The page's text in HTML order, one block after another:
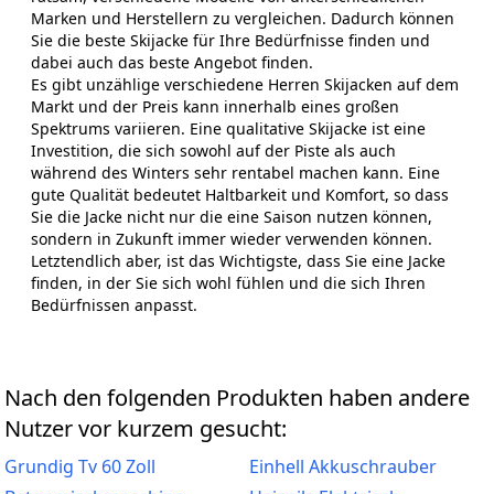
Marken und Herstellern zu vergleichen. Dadurch können
Sie die beste Skijacke für Ihre Bedürfnisse finden und
dabei auch das beste Angebot finden.
Es gibt unzählige verschiedene Herren Skijacken auf dem
Markt und der Preis kann innerhalb eines großen
Spektrums variieren. Eine qualitative Skijacke ist eine
Investition, die sich sowohl auf der Piste als auch
während des Winters sehr rentabel machen kann. Eine
gute Qualität bedeutet Haltbarkeit und Komfort, so dass
Sie die Jacke nicht nur die eine Saison nutzen können,
sondern in Zukunft immer wieder verwenden können.
Letztendlich aber, ist das Wichtigste, dass Sie eine Jacke
finden, in der Sie sich wohl fühlen und die sich Ihren
Bedürfnissen anpasst.
Nach den folgenden Produkten haben andere
Nutzer vor kurzem gesucht:
Grundig Tv 60 Zoll
Einhell Akkuschrauber